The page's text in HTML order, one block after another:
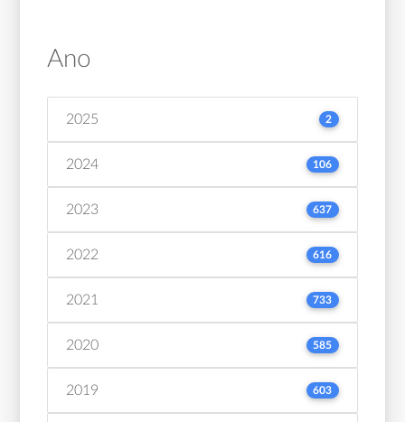
Ano
2025 2
2024 106
2023 637
2022 616
2021 733
2020 585
2019 603